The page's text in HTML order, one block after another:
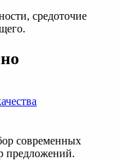
средоточие
современных
предложений.